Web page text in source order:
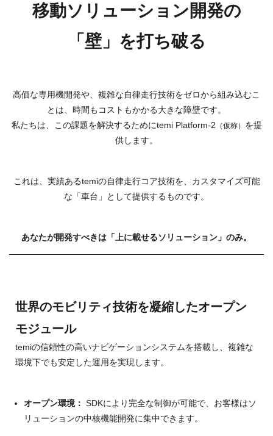
移動ソリューション開発の
「壁」を打ち破る
高価な専用機開発や、複雑な自律走行技術をゼロから組み込むこ
とは、時間もコストもかかる大きな障壁です。
私たちは、この課題を解決するためにtemi Platform-2 （仮称） を提
供します。
これは、実績あるtemiの自律走行コア技術を、カスタマイズ可能
な「車台」として提供するものです。
あなたが開発すべきは「上に載せるソリューション」のみ。
世界のモビリティ技術を凝縮したオープン
モジュール
temiの信頼性の高いナビゲーションシステムを搭載し、複雑な
環境下でも安定した運用を実現します。
オープン環境： SDKにより完全な制御が可能で、お客様はソ
リューションの中核機能開発に集中できます。